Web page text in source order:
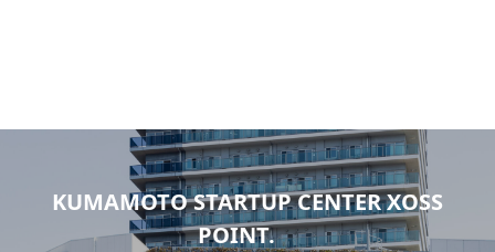
KUMAMOTO STARTUP CENTER XOSS
POINT.